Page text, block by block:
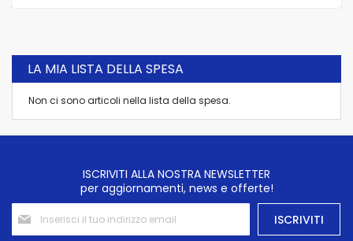
la
LA MIA LISTA DELLA SPESA
Non ci sono articoli nella lista della spesa.
ISCRIVITI ALLA NOSTRA NEWSLETTER
per aggiornamenti, news e offerte!
Iscriviti
alla
nostra
ISCRIVITI